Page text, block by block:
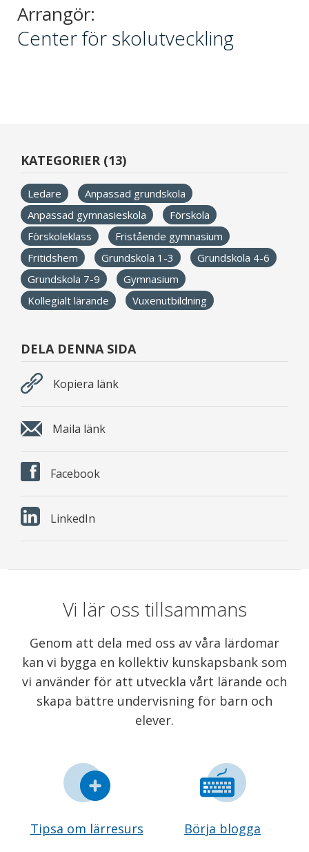
Arrangör:
Center för skolutveckling
KATEGORIER (13)
Ledare
Anpassad grundskola
Anpassad gymnasieskola
Förskola
Förskoleklass
Fristående gymnasium
Fritidshem
Grundskola 1-3
Grundskola 4-6
Grundskola 7-9
Gymnasium
Kollegialt lärande
Vuxenutbildning
DELA DENNA SIDA
Kopiera länk
Maila länk
Facebook
LinkedIn
Vi lär oss tillsammans
Genom att dela med oss av våra lärdomar
kan vi bygga en kollektiv kunskapsbank som
vi använder för att utveckla vårt lärande och
skapa bättre undervisning för barn och
elever.
Tipsa om lärresurs Börja blogga